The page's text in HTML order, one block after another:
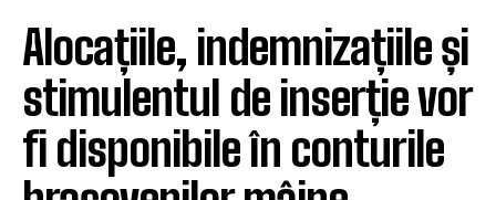
Alocațiile, indemnizațiile și
stimulentul de inserție vor
fi disponibile în conturile